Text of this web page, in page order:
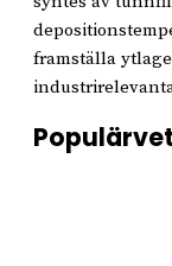
framställa